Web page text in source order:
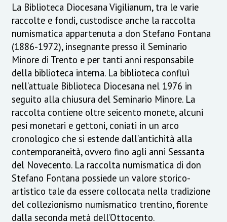
La Biblioteca Diocesana Vigilianum, tra le varie
raccolte e fondi, custodisce anche la raccolta
numismatica appartenuta a don Stefano Fontana
(1886-1972), insegnante presso il Seminario
Minore di Trento e per tanti anni responsabile
della biblioteca interna. La biblioteca confluì
nell’attuale Biblioteca Diocesana nel 1976 in
seguito alla chiusura del Seminario Minore. La
raccolta contiene oltre seicento monete, alcuni
pesi monetari e gettoni, coniati in un arco
cronologico che si estende dall’antichità alla
contemporaneità, ovvero fino agli anni Sessanta
del Novecento. La raccolta numismatica di don
Stefano Fontana possiede un valore storico-
artistico tale da essere collocata nella tradizione
del collezionismo numismatico trentino, fiorente
dalla seconda metà dell’Ottocento.